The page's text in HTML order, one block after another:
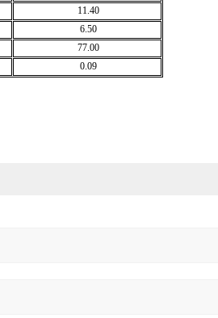
11.40
6.50
77.00
0.09